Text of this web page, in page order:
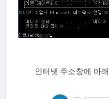
인터넷 주소창에 아